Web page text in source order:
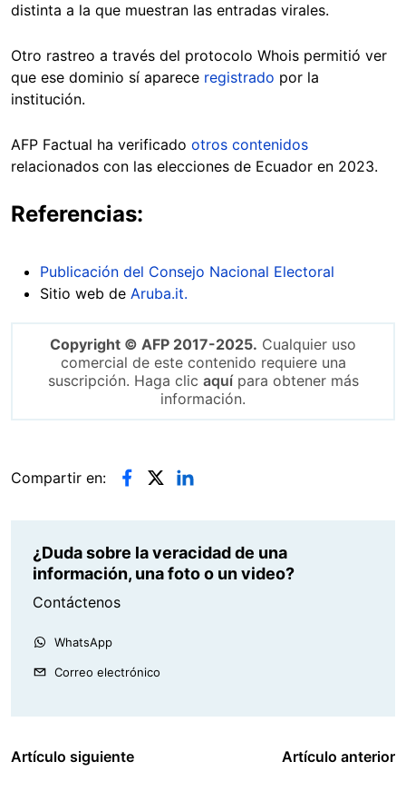
distinta a la que muestran las entradas virales.
Otro rastreo a través del protocolo Whois permitió ver
que ese dominio sí aparece registrado por la
institución.
AFP Factual ha verificado otros contenidos
relacionados con las elecciones de Ecuador en 2023.
Referencias:
Publicación del Consejo Nacional Electoral
Sitio web de Aruba.it.
Copyright © AFP 2017-2025. Cualquier uso
comercial de este contenido requiere una
suscripción. Haga clic aquípara obtener más
información.
Compartir en:
¿Duda sobre la veracidad de una
información, una foto o un video?
Contáctenos
WhatsApp
Correo electrónico
Artículo siguiente Artículo anterior